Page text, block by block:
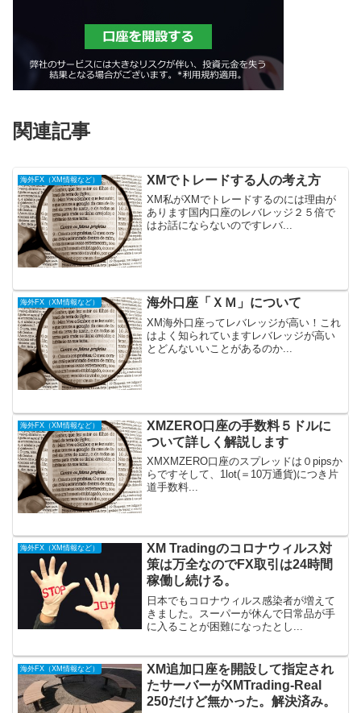
関連記事
海外FX（XM情報など） XMでトレードする人の考え方
XM私がXMでトレードするのには理由が
あります国内口座のレバレッジ２５倍で
はお話にならないのですレバ...
海外FX（XM情報など） 海外口座「ＸＭ」について
XM海外口座ってレバレッジが高い！これ
はよく知られていますレバレッジが高い
とどんないいことがあるのか...
海外FX（XM情報など）
XMZERO口座の手数料５ドルに
ついて詳しく解説します
XMXMZERO口座のスプレッドは０pipsか
らですそして、1lot(＝10万通貨)につき片
道手数料...
海外FX（XM情報など）
XM Tradingのコロナウィルス対
策は万全なのでFX取引は24時間
稼働し続ける。
日本でもコロナウィルス感染者が増えて
きました。スーパーが休んで日常品が手
に入ることが困難になったとし...
海外FX（XM情報など）
XM追加口座を開設して指定され
たサーバーがXMTrading-Real
250だけど無かった。解決済み。